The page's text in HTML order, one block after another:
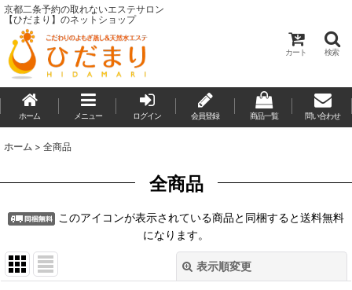
京都二条予約の取れないエステサロン
【ひだまり】のネットショップ
カート 検索
ホーム メニュー ログイン 会員登録 商品一覧 問い合わせ
ホーム > 全商品
全商品
このアイコンが表示されている商品と同梱すると送料無料
になります。
表示順変更